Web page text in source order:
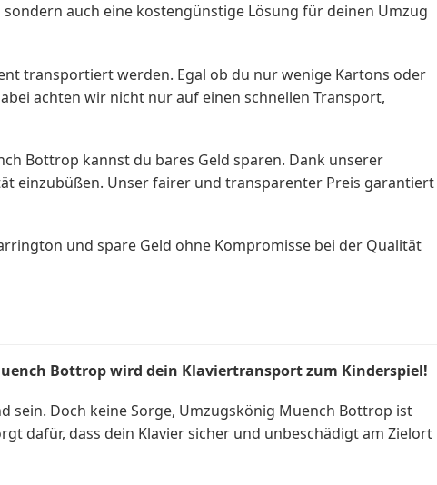
sondern auch eine kostengünstige Lösung für deinen Umzug
transportiert werden. Egal ob du nur wenige Kartons oder
achten wir nicht nur auf einen schnellen Transport,
Bottrop kannst du bares Geld sparen. Dank unserer
einzubüßen. Unser fairer und transparenter Preis garantiert
und spare Geld ohne Kompromisse bei der Qualität
Bottrop wird dein Klaviertransportzum Kinderspiel!
sein. Doch keine Sorge, Umzugskönig Muench Bottrop ist
dafür, dass dein Klavier sicher und unbeschädigt am Zielort